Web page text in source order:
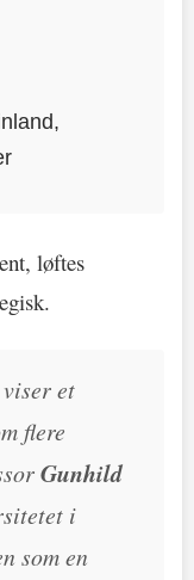
løftes
et
flere
Gunhild
i
som en